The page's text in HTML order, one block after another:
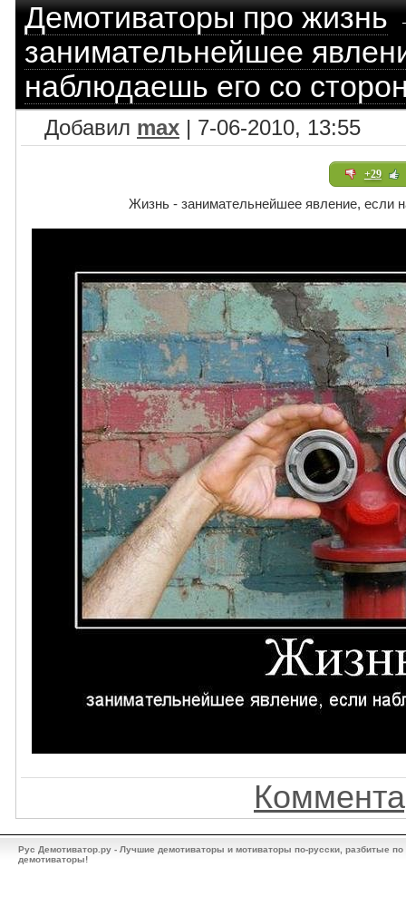
Демотиваторы про жизнь
занимательнейшее
наблюдаешь его со
Добавил max | 7-06-2010, 13:55
+29
Жизнь - занимательнейшее явление, если
Рус Демотиватор.ру - Лучшие демотиваторы и мотиваторы по-русски, разбитые
демотиваторы!